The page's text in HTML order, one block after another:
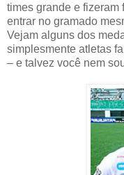
times grande e fizeram
entrar no gramado
Vejam alguns dos
simplesmente atletas
– e talvez você nem